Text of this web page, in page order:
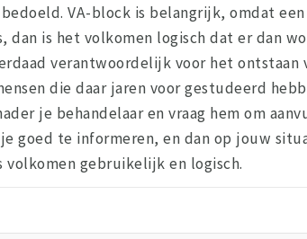
VA-block is belangrijk, omdat
dan is het volkomen logisch dat er dan
verantwoordelijk voor het
die daar jaren voor gestudeerd
je behandelaar en vraag hem om
goed te informeren, en dan op jouw
gebruikelijk en logisch.